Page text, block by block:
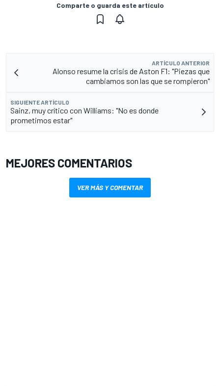
Comparte o guarda este artículo
ARTÍCULO ANTERIOR
Alonso resume la crisis de Aston F1: "Piezas que
cambiamos son las que se rompieron"
SIGUIENTE ARTÍCULO
Sainz, muy crítico con Williams: "No es donde
prometimos estar"
MEJORES COMENTARIOS
VER MÁS Y COMENTAR